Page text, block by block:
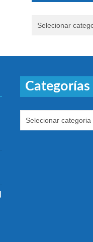
Categorías